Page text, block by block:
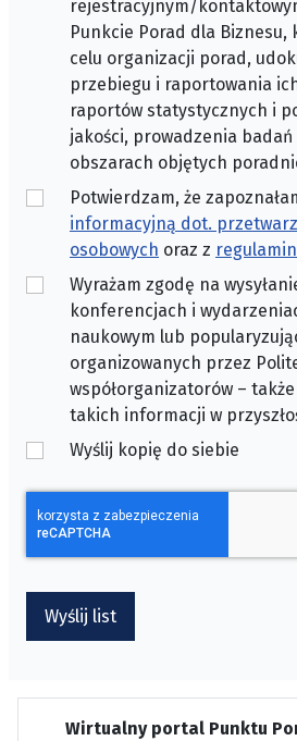
rejestracyjnym/
Punkcie Porad dla Biznesu,
celu organizacji porad,
przebiegu i raportowania
raportów statystycznych i
jakości, prowadzenia
obszarach objętych
Potwierdzam, że
informacyjną dot.
osobowych oraz z
Wyrażam zgodę na
konferencjach i
naukowym lub
organizowanych przez
współorganizatorów – także
takich informacji w
Wyślij kopię do siebie
Wyślij list
Wirtualny portal Punktu